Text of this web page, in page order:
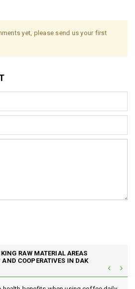
yet, please send us your first
RAW MATERIAL AREAS
COOPERATIVES IN DAK